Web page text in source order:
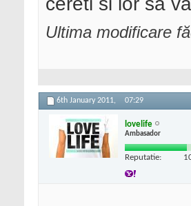
Ultima modificare
6th January 2011, 07:29
lovelife
Ambasador
Reputatie: